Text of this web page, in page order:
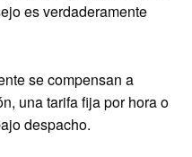
es verdaderamente
se compensan a
una tarifa fija por hora o
despacho.